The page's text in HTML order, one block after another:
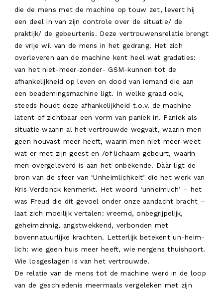
WORK
RESIDENTIE
AGENDA
NL
die de mens met de machine op touw zet, levert hij
een deel in van zijn controle over de situatie/ de
praktijk/ de gebeurtenis. Deze vertrouwensrelatie brengt
de vrije wil van de mens in het gedrang. Het zich
overleveren aan de machine kent heel wat gradaties:
van het niet-meer-zonder- GSM-kunnen tot de
afhankelijkheid op leven en dood van iemand die aan
een beademingsmachine ligt. In welke graad ook,
steeds houdt deze afhankelijkheid t.o.v. de machine
latent of zichtbaar een vorm van paniek in. Paniek als
situatie waarin al het vertrouwde wegvalt, waarin men
geen houvast meer heeft, waarin men niet meer weet
wat er met zijn geest en /of lichaam gebeurt, waarin
men overgeleverd is aan het onbekende. Dààr ligt de
bron van de sfeer van ‘Unheimlichkeit’ die het werk van
Kris Verdonck kenmerkt. Het woord ‘unheimlich’ – het
was Freud die dit gevoel onder onze aandacht bracht –
laat zich moeilijk vertalen: vreemd, onbegrijpelijk,
geheimzinnig, angstwekkend, verbonden met
bovennatuurlijke krachten. Letterlijk betekent un-heim-
lich: wie geen huis meer heeft, wie nergens thuishoort.
Wie losgeslagen is van het vertrouwde.
De relatie van de mens tot de machine werd in de loop
van de geschiedenis meermaals vergeleken met zijn